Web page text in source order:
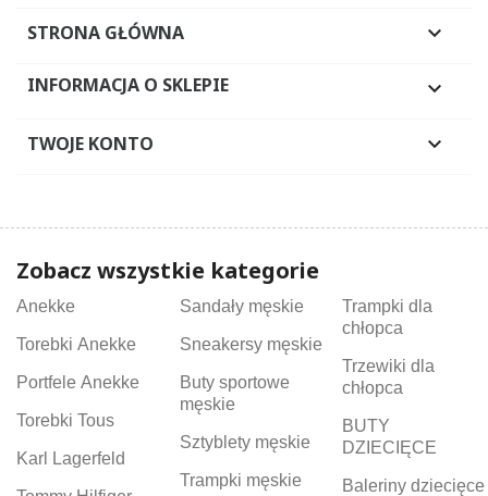
STRONA GŁÓWNA 
INFORMACJA O SKLEPIE 
TWOJE KONTO 
Zobacz wszystkie kategorie
Anekke
Torebki Anekke
Portfele Anekke
Torebki Tous
Karl Lagerfeld
Sandały męskie
Sneakersy męskie
Buty sportowe
męskie
Sztyblety męskie
Trampki męskie
Trampki dla
chłopca
Trzewiki dla
chłopca
BUTY
DZIECIĘCE
Baleriny dziecięce